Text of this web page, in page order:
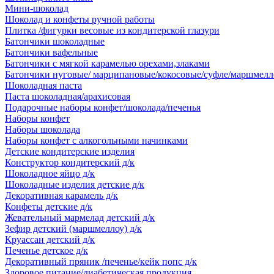
Мини-шоколад
Шоколад и конфеты ручной работы
Плитка /фигурки весовые из кондитерской глазури
Батончики шоколадные
Батончики вафельные
Батончики с мягкой карамелью орехами,злаками
Батончики нуговые/ марципановые/кокосовые/суфле/
Шоколадная паста
Паста шоколадная/арахисовая
Подарочные наборы конфет/шоколада/печенья
Наборы конфет
Наборы шоколада
Наборы конфет с алкогольными начинками
Детские кондитерские изделия
Конструктор кондитерский д/к
Шоколадное яйцо д/к
Шоколадные изделия детские д/к
Декоративная карамель д/к
Конфеты детские д/к
Жевательный мармелад детский д/к
Зефир детский (маршмеллоу) д/к
Круассан детский д/к
Печенье детское д/к
Декоративный пряник /печенье/кейк попс д/к